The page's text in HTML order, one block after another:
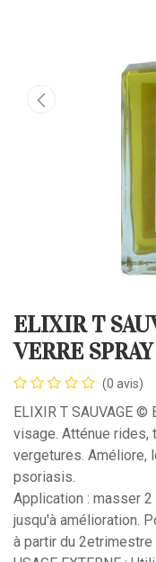
ELIXIR T
VERRE SPRAY
(0 avis)
ELIXIR T SAUVAGE ©
visage. Atténue rides,
vergetures. Améliore,
psoriasis.
Application : masser
jusqu'à amélioration.
à partir du